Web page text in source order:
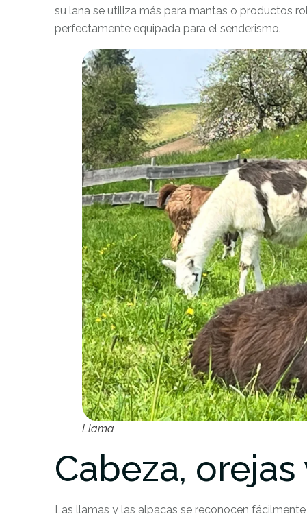
su lana se utiliza más para mantas o productos
perfectamente equipada para el senderismo.
Llama
Cabeza,
Las llamas y las alpacas se reconocen